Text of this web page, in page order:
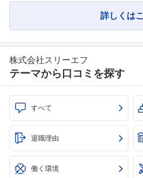
詳しくは
株式会社スリーエフ
テーマから口コミを探す
すべて
退職理由
働く環境